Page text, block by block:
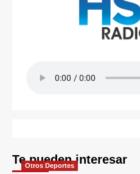
Te pueden interesar
Otros Deportes